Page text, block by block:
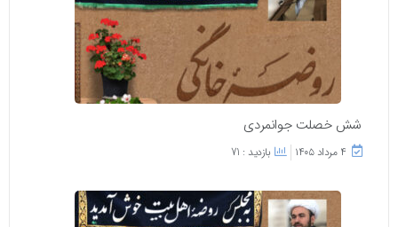
شش خصلت جوانمردی
۴ مرداد ۱۴۰۵ بازدید : 71